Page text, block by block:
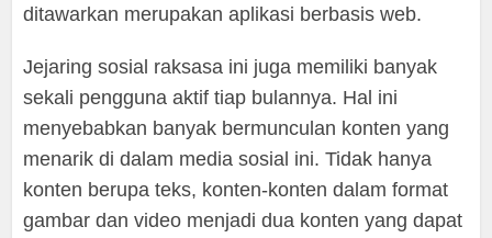
ditawarkan merupakan aplikasi berbasis web.
Jejaring sosial raksasa ini juga memiliki banyak
sekali pengguna aktif tiap bulannya. Hal ini
menyebabkan banyak bermunculan konten yang
menarik di dalam media sosial ini. Tidak hanya
konten berupa teks, konten-konten dalam format
gambar dan video menjadi dua konten yang dapat